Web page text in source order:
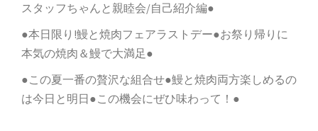
スタッフちゃんと親睦会/自己紹介編●
●本日限り!鰻と焼肉フェアラストデー●お祭り帰りに
本気の焼肉＆鰻で大満足●
●この夏一番の贅沢な組合せ●鰻と焼肉両方楽しめるの
は今日と明日●この機会にぜひ味わって！●